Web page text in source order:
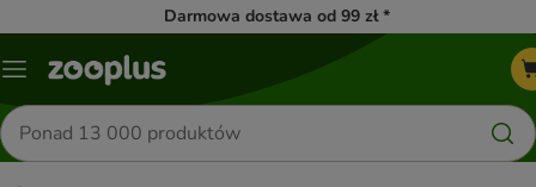
Darmowa dostawa od 99 zł *
Menu
Szukaj
produktów